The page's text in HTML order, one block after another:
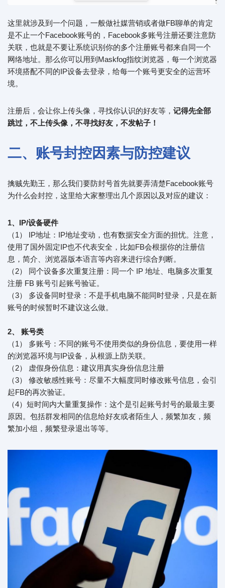
这里就涉及到一个问题，一般做社媒营销或者做FB聊单的肯定
是不止一个Facebook账号的，Facebook多账号注册还要注意防
关联，也就是不要让系统识别你的多个注册账号都来自同一个
网络地址。那么你可以用到Maskfog指纹浏览器，每一个浏览器
环境搭配不同的IP设备去登录，给每一个账号更安全的运营环
境。
注册后，会让你上传头像，寻找你认识的好友等， 记得先全部
跳过，不上传头像，不寻找好友，不发帖子！
二、账号封控因素与防控建议
擒贼先勤王，那么我们要防封号首先就要弄清楚Facebook账号
为什么会封控，这里给大家整理出几个原因以及对应的建议：
1、IP/设备硬件
（1） IP地址：IP地址变动，也有数据安全方面的担忧。注意，
使用了国外固定IP也不代表安全，比如FB会根据你的注册信
息，简介、浏览器版本语言等内容来进行综合判断。
（2） 同个设备多次重复注册：同一个 IP 地址、电脑多次重复
注册 FB 账号引起账号验证。
（3） 多设备同时登录：不是手机电脑不能同时登录，只是在新
账号的时候暂时不建议这么做。
2、 账号类
（1） 多账号：不同的账号不使用类似的身份信息，要使用一样
的浏览器环境与IP设备，从根源上防关联。
（2） 虚假身份信息：建议用真实身份信息注册
（3） 修改敏感性账号：尽量不大幅度同时修改账号信息，会引
起FB的再次验证。
（4）短时间内大量重复操作：这个是引起账号封号的最最主要
原因。包括群发相同的信息给好友或者陌生人，频繁加友，频
繁加小组，频繁登录退出等等。